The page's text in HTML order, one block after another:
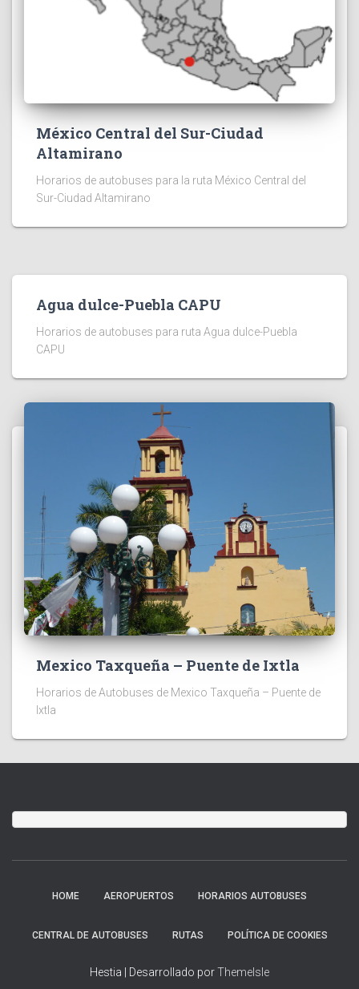
México Central del Sur-Ciudad
Altamirano
Horarios de autobuses para la ruta México Central del
Sur-Ciudad Altamirano
Agua dulce-Puebla CAPU
Horarios de autobuses para ruta Agua dulce-Puebla
CAPU
Mexico Taxqueña – Puente de Ixtla
Horarios de Autobuses de Mexico Taxqueña – Puente de
Ixtla
HOME AEROPUERTOS HORARIOS AUTOBUSES
CENTRAL DE AUTOBUSES RUTAS POLÍTICA DE COOKIES
Hestia | Desarrollado porThemeIsle